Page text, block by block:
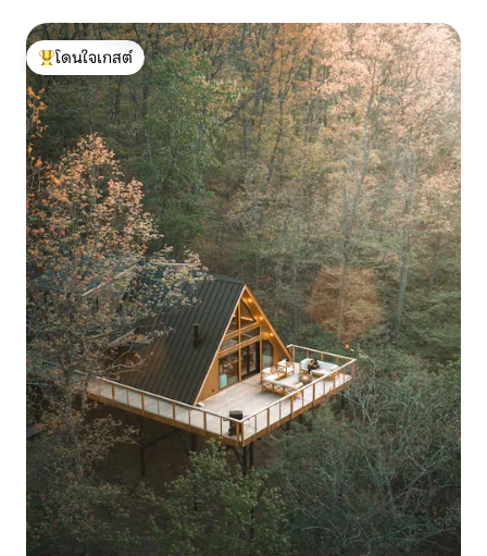
โดนใจเกสต์ที่สุด
โดนใจเกสต์